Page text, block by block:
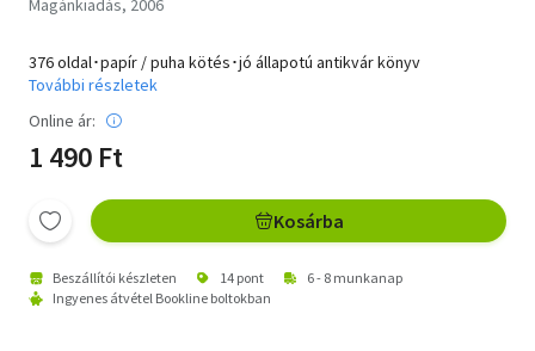
376 oldal･papír / puha kötés･jó állapotú antikvár könyv
További részletek
Online ár:
1 490 Ft
Kosárba
Beszállítói készleten 14 pont
6 - 8 munkanap
Ingyenes átvétel Bookline boltokban